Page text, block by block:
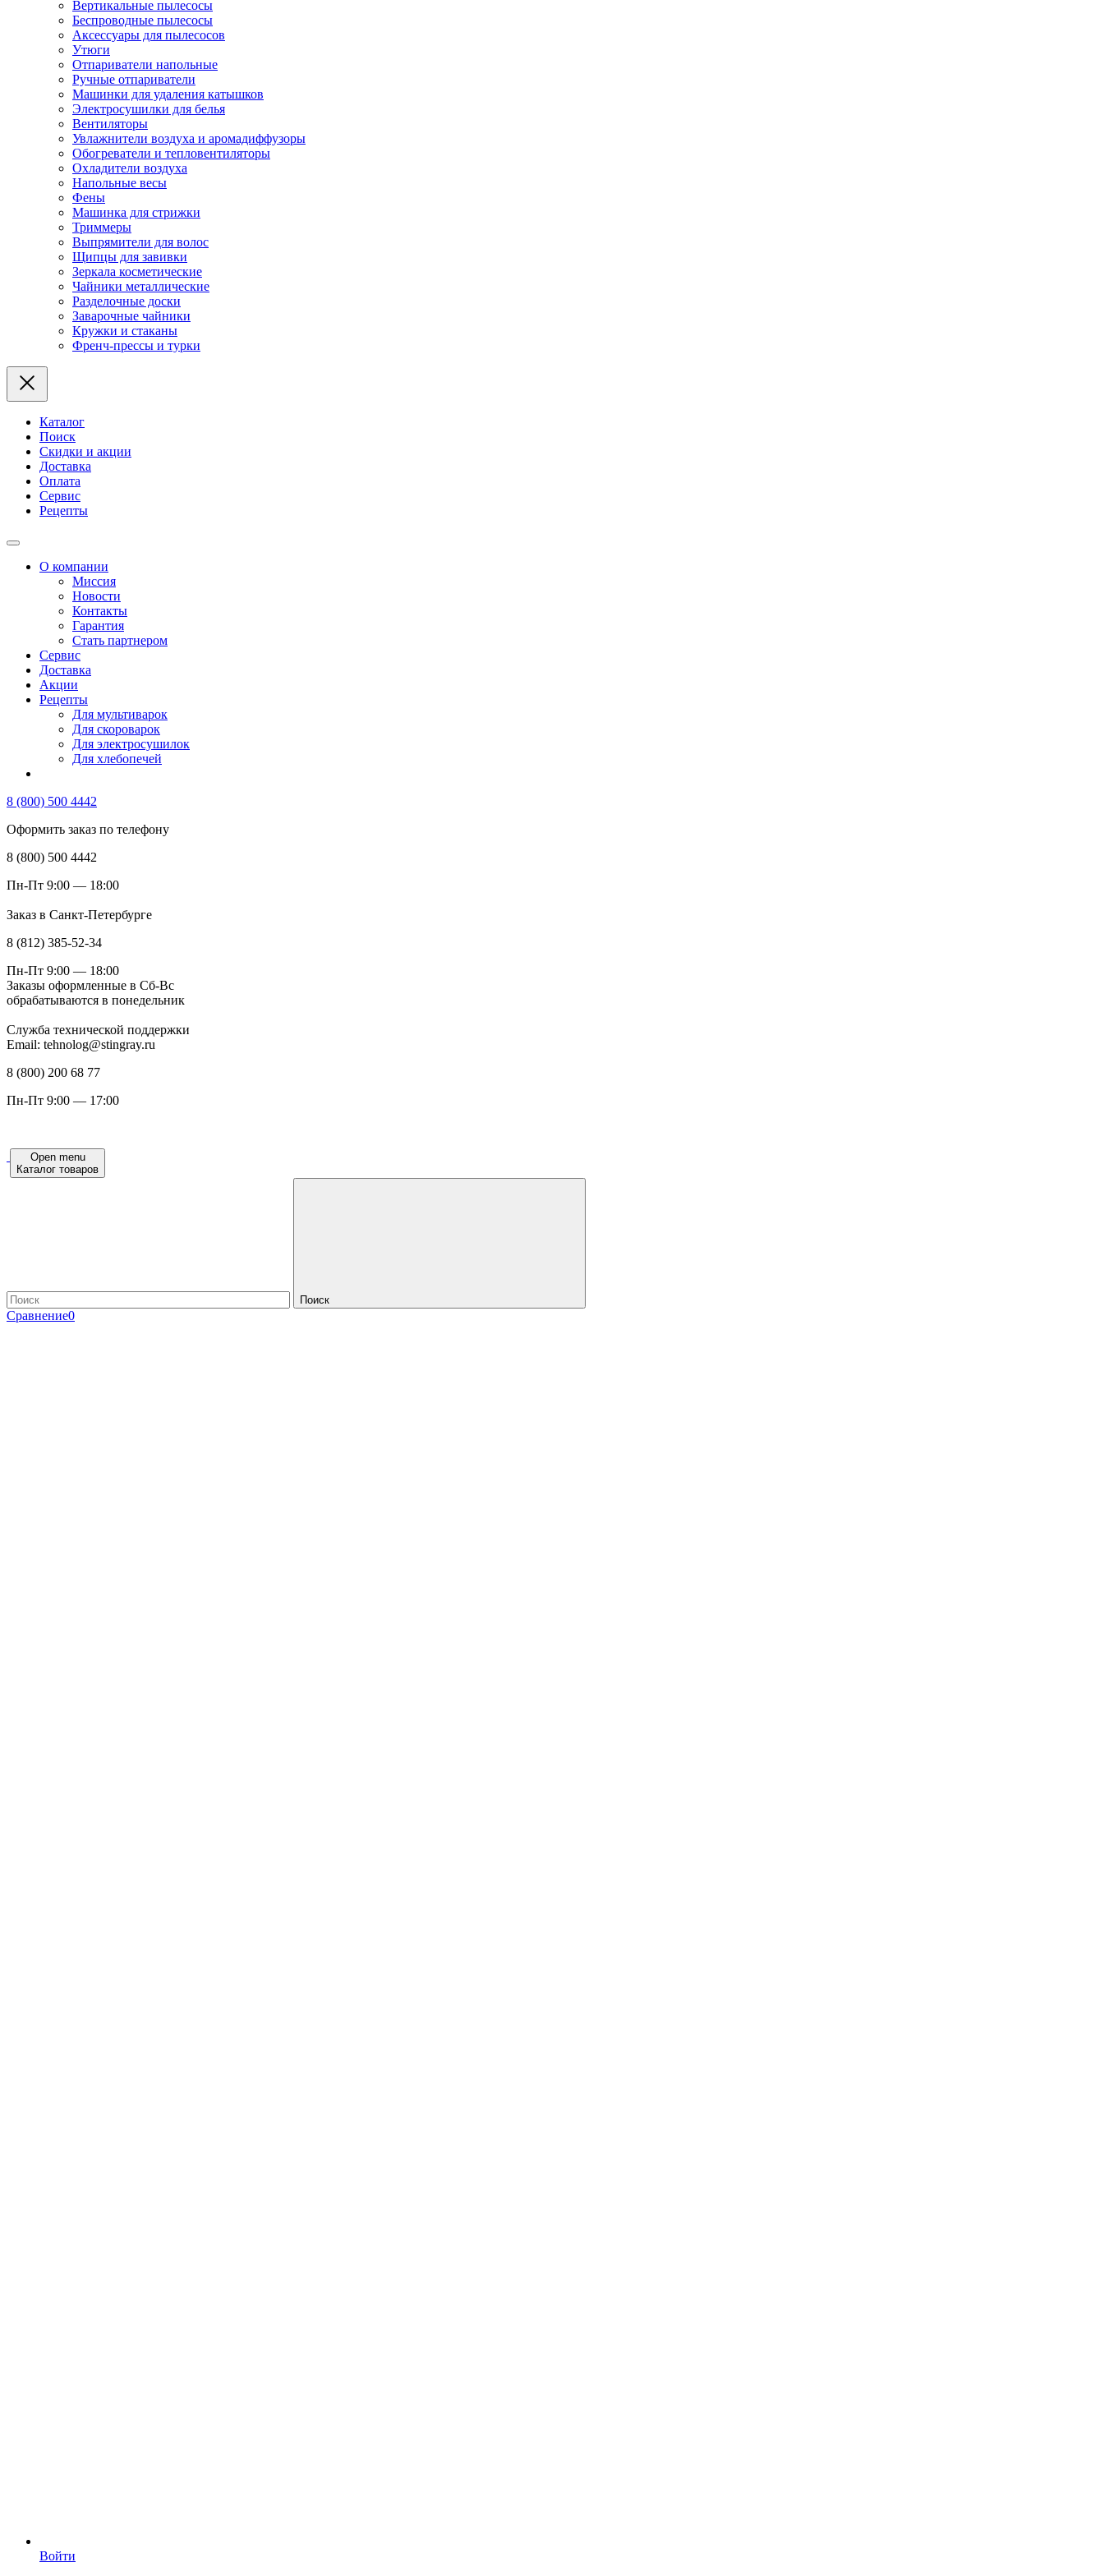
Вертикальные пылесосы
Беспроводные пылесосы
Аксессуары для пылесосов
Утюги
Отпариватели напольные
Ручные отпариватели
Машинки для удаления катышков
Электросушилки для белья
Вентиляторы
Увлажнители воздуха и аромадиффузоры
Обогреватели и тепловентиляторы
Охладители воздуха
Напольные весы
Фены
Машинка для стрижки
Триммеры
Выпрямители для волос
Щипцы для завивки
Зеркала косметические
Чайники металлические
Разделочные доски
Заварочные чайники
Кружки и стаканы
Френч-прессы и турки
Каталог
Поиск
Скидки и акции
Доставка
Оплата
Сервис
Рецепты
О компании
Миссия
Новости
Контакты
Гарантия
Стать партнером
Сервис
Доставка
Акции
Рецепты
Для мультиварок
Для скороварок
Для электросушилок
Для хлебопечей
8 (800) 500 4442
Оформить заказ по телефону
8 (800) 500 4442
Пн-Пт 9:00 — 18:00
Заказ в Санкт-Петербурге
8 (812) 385-52-34
Пн-Пт 9:00 — 18:00
Заказы оформленные в Сб-Вс
обрабатываются в понедельник
Служба технической поддержки
Email: tehnolog@stingray.ru
8 (800) 200 68 77
Пн-Пт 9:00 — 17:00
Open menu
Каталог товаров
Поиск
Сравнение0
Войти